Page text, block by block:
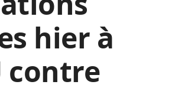
hier à
contre